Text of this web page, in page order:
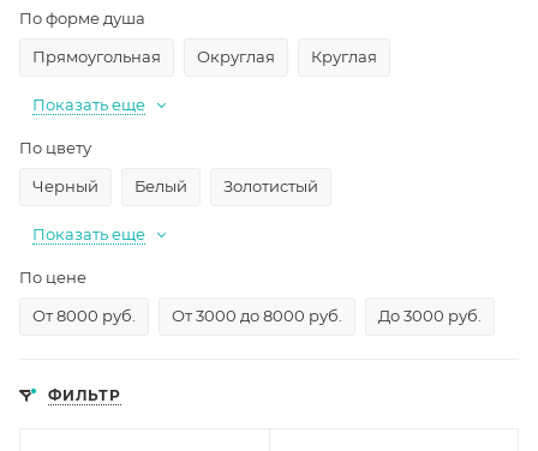
По форме душа
Прямоугольная
Округлая Круглая
Показать еще
По цвету
Черный
Белый Золотистый
Показать еще
По цене
От 8000 руб.
От 3000 до 8000 руб. До 3000 руб.
ФИЛЬТР